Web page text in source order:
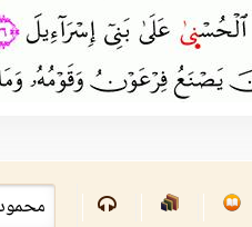
مصحف كامل نسخ في
الميلادي